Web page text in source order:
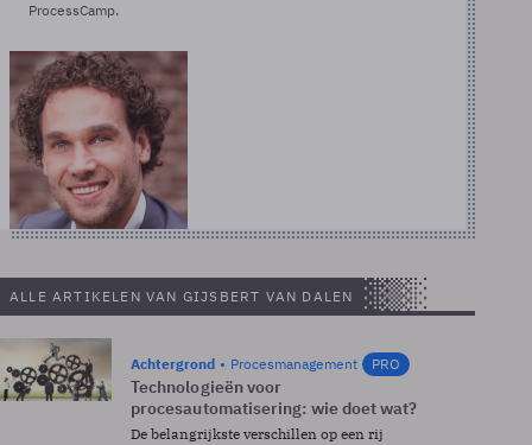
ProcessCamp.
ALLE ARTIKELEN VAN GIJSBERT VAN DALEN
Achtergrond Procesmanagement PRO
Technologieën voor
procesautomatisering: wie doet wat?
De belangrijkste verschillen op een rij